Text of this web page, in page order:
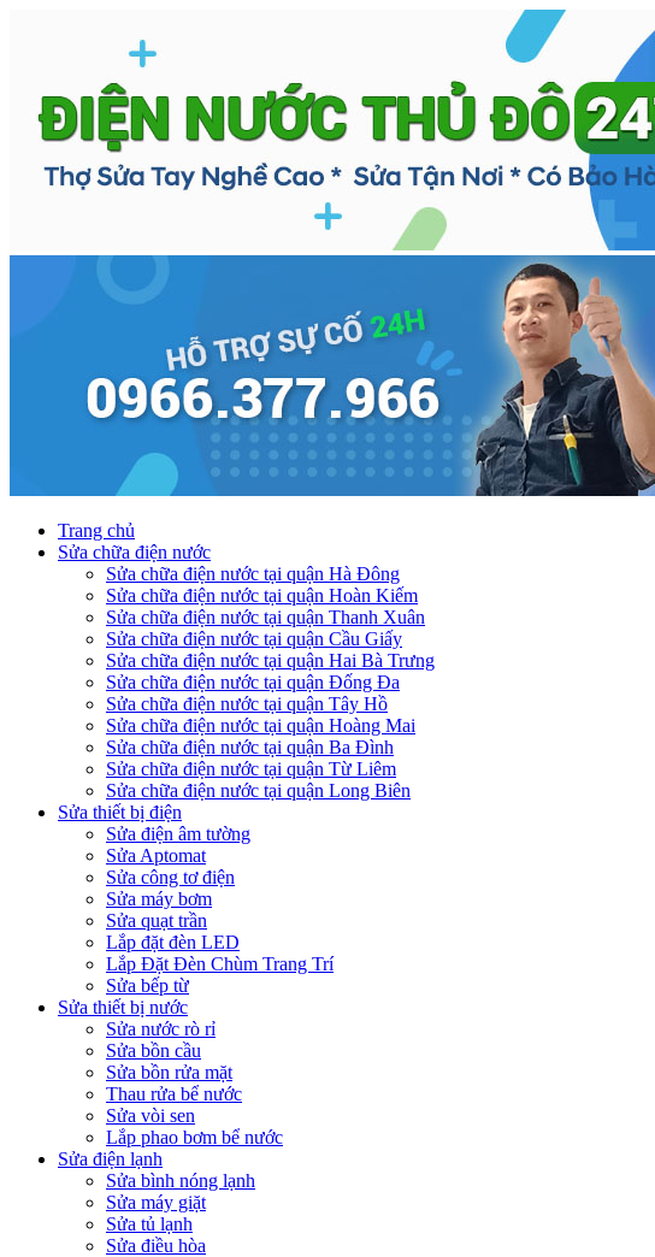
Trang chủ
Sửa chữa điện nước
Sửa chữa điện nước tại quận Hà Đông
Sửa chữa điện nước tại quận Hoàn Kiếm
Sửa chữa điện nước tại quận Thanh Xuân
Sửa chữa điện nước tại quận Cầu Giấy
Sửa chữa điện nước tại quận Hai Bà Trưng
Sửa chữa điện nước tại quận Đống Đa
Sửa chữa điện nước tại quận Tây Hồ
Sửa chữa điện nước tại quận Hoàng Mai
Sửa chữa điện nước tại quận Ba Đình
Sửa chữa điện nước tại quận Từ Liêm
Sửa chữa điện nước tại quận Long Biên
Sửa thiết bị điện
Sửa điện âm tường
Sửa Aptomat
Sửa công tơ điện
Sửa máy bơm
Sửa quạt trần
Lắp đặt đèn LED
Lắp Đặt Đèn Chùm Trang Trí
Sửa bếp từ
Sửa thiết bị nước
Sửa nước rò rỉ
Sửa bồn cầu
Sửa bồn rửa mặt
Thau rửa bể nước
Sửa vòi sen
Lắp phao bơm bể nước
Sửa điện lạnh
Sửa bình nóng lạnh
Sửa máy giặt
Sửa tủ lạnh
Sửa điều hòa